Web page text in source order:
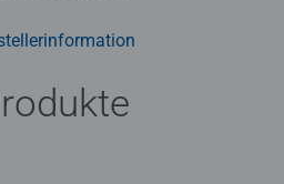
Leidenschaft für Qualität.